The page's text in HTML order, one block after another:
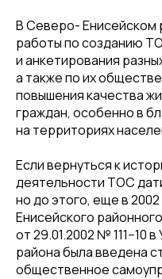
В Северо- Енисейском
работы по созданию
и анкетирования
а также по их
повышения качества
граждан, особенно в
на территориях
Если вернуться к
деятельности ТОС
но до этого, еще в
Енисейского
от 29.01.2002 № 111−10
района была введена
общественное